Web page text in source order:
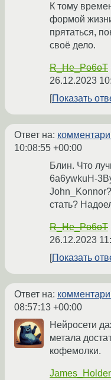
К тому
формой
прятаться,
своё дело.
R_He_Po6oT
26.12.2023
Показать
Ответ на:
10:08:55 +00:00
Блин. Что
6a6ywkuH-
стать?
R_He_Po6oT
26.12.2023
Показать
Ответ на:
08:57:13 +00:00
Нейросети
метала
кофемолки.